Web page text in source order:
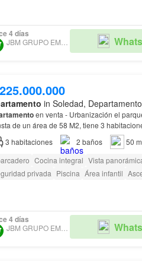
4 días
JBM GRUPO EMPRESARIAL
in Soledad,
en venta - Urbanización el
de un área de 58 M2, tiene 3
3 habitaciones 2 baños
50
Cocina integral Vista
privada Piscina Área infantil
4 días